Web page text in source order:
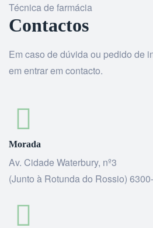
Técnica de farmácia
Contactos
Em caso de dúvida ou pedido de
em entrar em contacto.
Morada
Av. Cidade Waterbury, nº3
(Junto à Rotunda do Rossio)